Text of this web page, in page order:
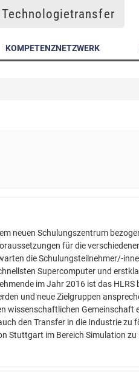
KOMPETENZNETZWERK
neuen Schulungszentrum
für die
die Schulungsteilnehmer/-
Supercomputer und
im Jahr 2016 ist das
und neue Zielgruppen
wissenschaftlichen Gemeinschaft
den Transfer in die Industrie zu
Stuttgart im Bereich Simulation zu